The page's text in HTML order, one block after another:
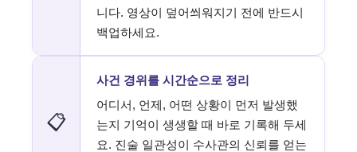
니다. 영상이 덮어씌워지기 전에 반드시
백업하세요.
📋
사건 경위를 시간순으로 정리
어디서, 언제, 어떤 상황이 먼저 발생했
는지 기억이 생생할 때 바로 기록해 두세
요. 진술 일관성이 수사관의 신뢰를 얻는